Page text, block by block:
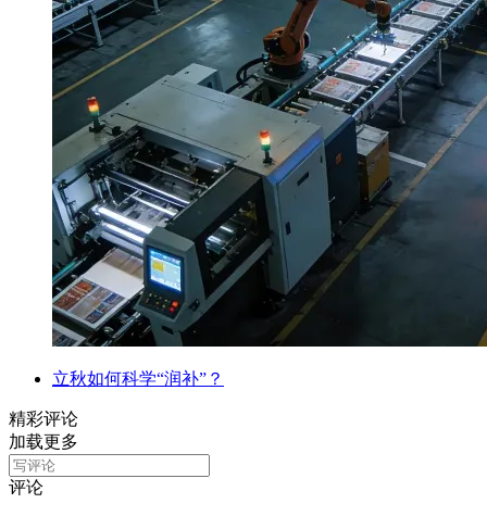
立秋如何科学“润补”？
精彩评论
加载更多
评论